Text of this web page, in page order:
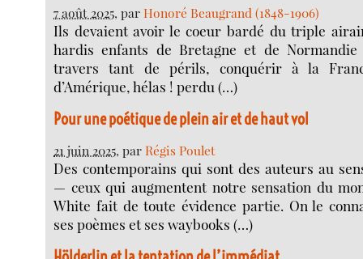
7 août 2025, parHonoré Beaugrand (1848-1906)
Ils devaient avoir le coeur bardé du triple
hardis enfants de Bretagne et de
travers tant de périls, conquérir à la
d’Amérique, hélas ! perdu (…)
Pour une poétique de plein air et de haut vol
21 juin 2025, parRégis Poulet
Des contemporains qui sont des auteurs au
— ceux qui augmentent notre sensation du
White fait de toute évidence partie. On le
ses poèmes et ses waybooks (…)